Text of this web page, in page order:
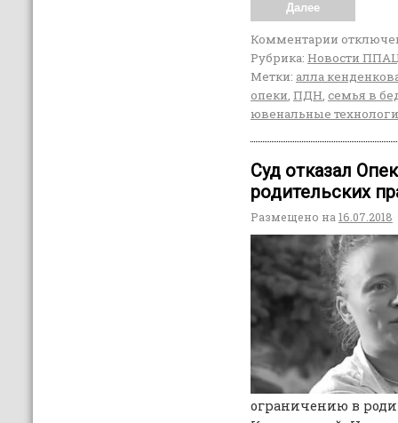
Далее
Комментарии
Рубрика: Новости
Метки: алла
опеки, ПДН, семья в
ювенальные
Суд отказал
родительских
Размещено на16.07.2018
ограничению в